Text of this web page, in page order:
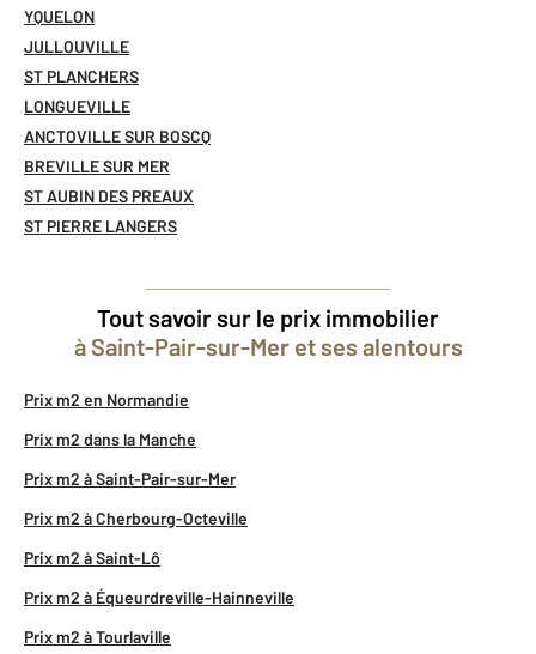
YQUELON
JULLOUVILLE
ST PLANCHERS
LONGUEVILLE
ANCTOVILLE SUR BOSCQ
BREVILLE SUR MER
ST AUBIN DES PREAUX
ST PIERRE LANGERS
Tout savoir sur le prix immobilier
à Saint-Pair-sur-Mer et ses alentours
Prix m2 en Normandie
Prix m2 dans la Manche
Prix m2 à Saint-Pair-sur-Mer
Prix m2 à Cherbourg-Octeville
Prix m2 à Saint-Lô
Prix m2 à Équeurdreville-Hainneville
Prix m2 à Tourlaville